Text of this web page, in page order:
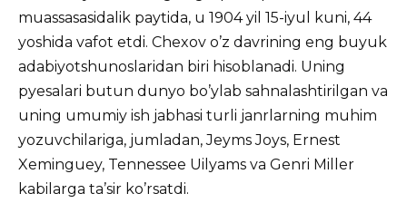
muassasasidalik paytida, u 1904 yil 15-iyul kuni, 44
yoshida vafot etdi. Chexov o’z davrining eng buyuk
adabiyotshunoslaridan biri hisoblanadi. Uning
pyesalari butun dunyo bo’ylab sahnalashtirilgan va
uning umumiy ish jabhasi turli janrlarning muhim
yozuvchilariga, jumladan, Jeyms Joys, Ernest
Xeminguey, Tennessee Uilyams va Genri Miller
kabilarga ta’sir ko’rsatdi.